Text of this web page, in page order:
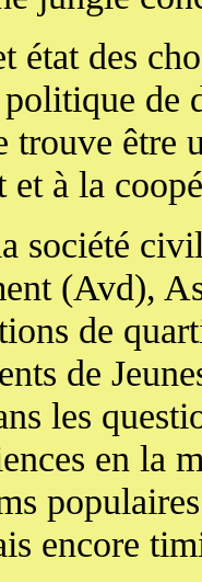
état des
de
être
et à la
société
(Avd),
de
de
les
en la
encore